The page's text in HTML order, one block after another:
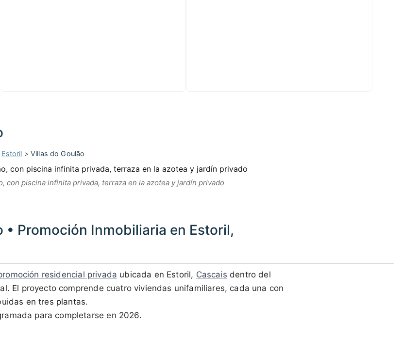
Estoril >Villas do Goulão
con piscina infinita privada, terraza en la azotea y jardín privado
• Promoción Inmobiliaria en Estoril,
residencial privada ubicada en Estoril, Cascais dentro del
El proyecto comprende cuatro viviendas unifamiliares, cada una con
en tres plantas.
para completarse en 2026.